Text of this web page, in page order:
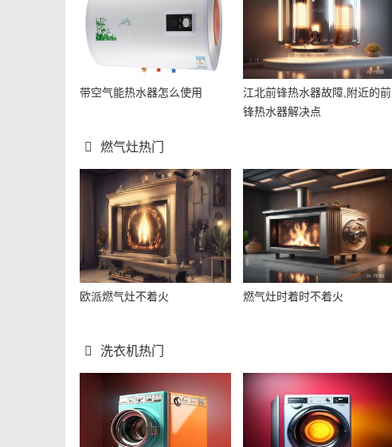
带空气能热水器怎么使用
江北前锋热水器故障,附近的前
锋热水器解决点
燃气灶热门
欧派燃气灶不着火 燃气灶时着时不着火
洗衣机热门